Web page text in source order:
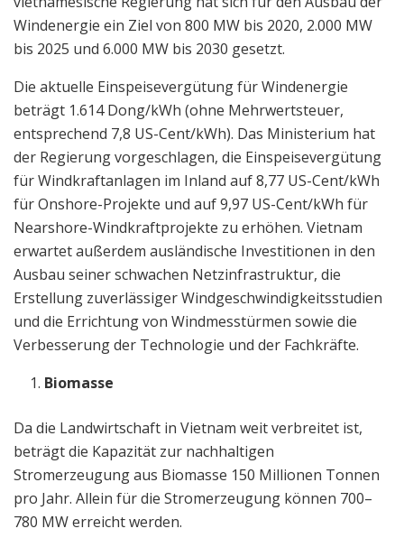
Windenergie ein Ziel von 800 MW bis 2020, 2.000 MW
bis 2025 und 6.000 MW bis 2030 gesetzt.
Die aktuelle Einspeisevergütung für Windenergie
beträgt 1.614 Dong/kWh (ohne Mehrwertsteuer,
entsprechend 7,8 US-Cent/kWh). Das Ministerium hat
der Regierung vorgeschlagen, die Einspeisevergütung
für Windkraftanlagen im Inland auf 8,77 US-Cent/kWh
für Onshore-Projekte und auf 9,97 US-Cent/kWh für
Nearshore-Windkraftprojekte zu erhöhen. Vietnam
erwartet außerdem ausländische Investitionen in den
Ausbau seiner schwachen Netzinfrastruktur, die
Erstellung zuverlässiger Windgeschwindigkeitsstudien
und die Errichtung von Windmesstürmen sowie die
Verbesserung der Technologie und der Fachkräfte.
Biomasse
Da die Landwirtschaft in Vietnam weit verbreitet ist,
beträgt die Kapazität zur nachhaltigen
Stromerzeugung aus Biomasse 150 Millionen Tonnen
pro Jahr. Allein für die Stromerzeugung können 700–
780 MW erreicht werden.